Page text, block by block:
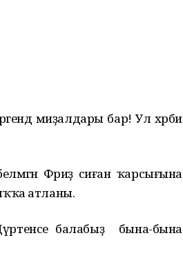
миҙалдары бар! Ул хәрби
Фәриҙә сиған ҡарсығына
атланы.
балабыҙ бына-бына